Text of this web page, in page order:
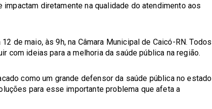
diretamente na qualidade do atendimento aos
de maio, às 9h, na Câmara Municipal de Caicó-RN. Todos
com ideias para a melhoria da saúde pública na região.
como um grande defensor da saúde pública no estado
para esse importante problema que afeta a